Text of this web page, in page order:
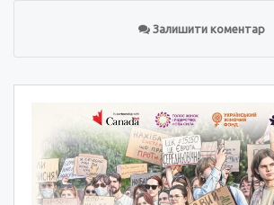
Залишити коментар